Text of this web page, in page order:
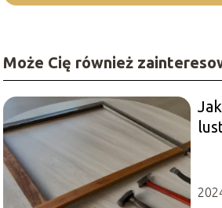
Może Cię również